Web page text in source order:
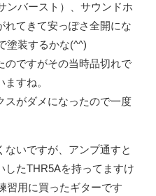
ンバースト）、サウンドホ
れてきて安っぽさ全開にな
塗装するかな(^^)
のですがその当時品切れで
すね。
スがダメになったので一度
いですが、アンプ通すと
したTHR5Aを持ってますけ
習用に買ったギターです